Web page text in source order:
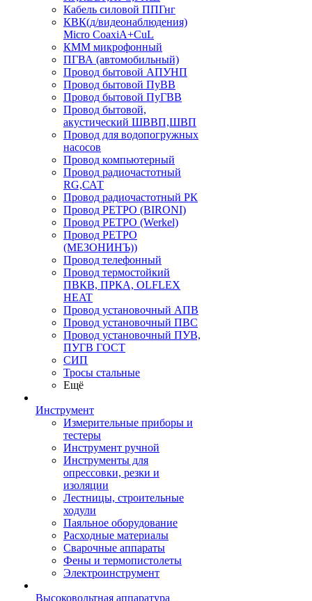
Кабель силовой ППГнг
КВК(д/видеонаблюдения)
Micro CoaxiA+CuL
КММ микрофонный
ПГВА (автомобильный)
Провод бытовой АПУНП
Провод бытовой ПуВВ
Провод бытовой ПуГВВ
Провод бытовой,
акустический ШВВП,ШВП
Провод для водопогружных
насосов
Провод компьютерный
Провод радиочастотный
RG,САТ
Провод радиочастотный РК
Провод РЕТРО (BIRONI)
Провод РЕТРО (Werkel)
Провод РЕТРО
(МЕЗОНИНЪ))
Провод телефонный
Провод термостойкий
ПВКВ, ПРКА, OLFLEX
HEAT
Провод установочный АПВ
Провод установочный ПВС
Провод установочный ПУВ,
ПУГВ ГОСТ
СИП
Тросы стальные
Ещё
Инструмент
Измерительные приборы и
тестеры
Инструмент ручной
Инструменты для
опрессовки, резки и
изоляции
Лестницы, строительные
ходули
Паяльное оборудование
Расходные материалы
Сварочные аппараты
Фены и термопистолеты
Электроинструмент
Высоковольтная аппаратура